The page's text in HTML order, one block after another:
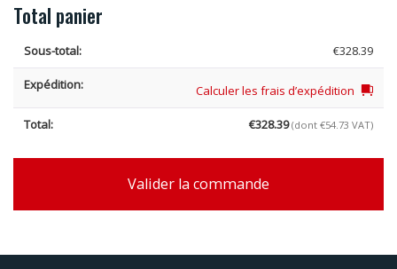
de
2024
Total panier
€328.39
Calculer les frais d’expédition
€328.39 (dont €54.73 VAT)
Valider la commande